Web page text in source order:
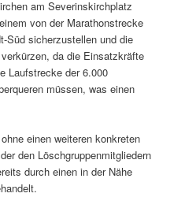
am Severinskirchplatz
von der Marathonstrecke
Süd sicherzustellen und die
da die Einsatzkräfte
Laufstrecke der 6.000
müssen, was einen
einen weiteren konkreten
den Löschgruppenmitgliedern
durch einen in der Nähe